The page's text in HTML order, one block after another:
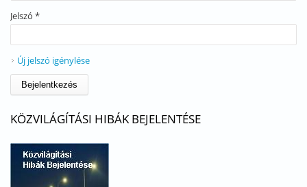
Jelszó *
Új jelszó igénylése
KÖZVILÁGÍTÁSI HIBÁK BEJELENTÉSE